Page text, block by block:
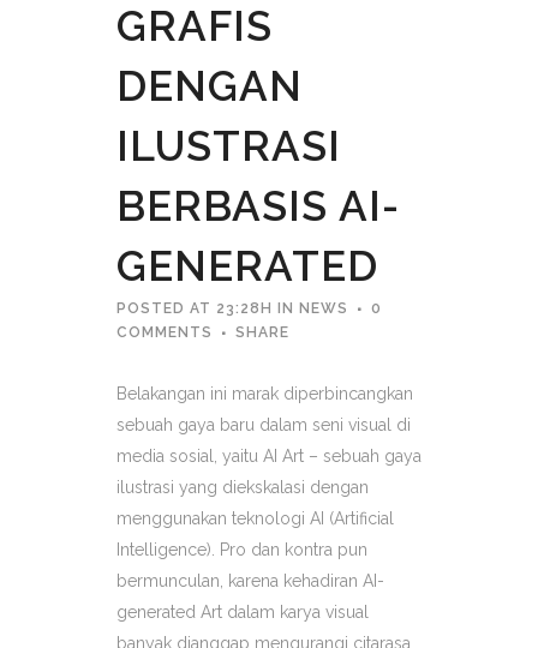
GRAFIS
DENGAN
ILUSTRASI
BERBASIS AI-
GENERATED
POSTED AT 23:28H IN NEWS
0
COMMENTS
SHARE
Belakangan ini marak diperbincangkan
sebuah gaya baru dalam seni visual di
media sosial, yaitu AI Art – sebuah gaya
ilustrasi yang diekskalasi dengan
menggunakan teknologi AI (Artificial
Intelligence). Pro dan kontra pun
bermunculan, karena kehadiran AI-
generated Art dalam karya visual
banyak dianggap mengurangi citarasa